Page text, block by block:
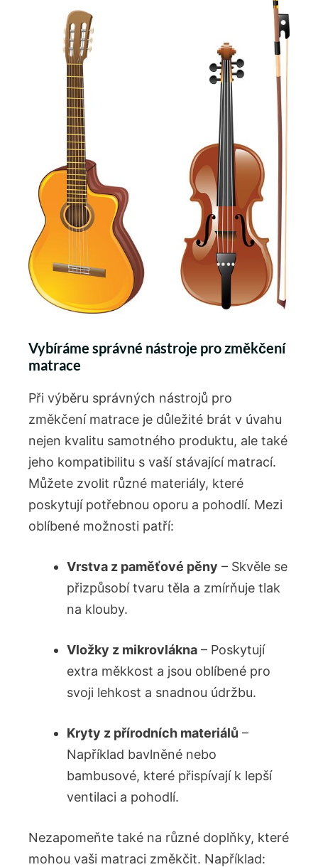
Vybíráme správné nástroje pro změkčení
matrace
Při výběru správných nástrojů pro
změkčení matrace je důležité brát v úvahu
nejen kvalitu samotného produktu, ale také
jeho kompatibilitu s vaší stávající matrací.
Můžete zvolit různé materiály, které
poskytují potřebnou oporu a pohodlí. Mezi
oblíbené možnosti patří:
Vrstva z paměťové pěny – Skvěle se
přizpůsobí tvaru těla a zmírňuje tlak
na klouby.
Vložky z mikrovlákna – Poskytují
extra měkkost a jsou oblíbené pro
svoji lehkost a snadnou údržbu.
Kryty z přírodních materiálů –
Například bavlněné nebo
bambusové, které přispívají k lepší
ventilaci a pohodlí.
Nezapomeňte také na různé doplňky, které
mohou vaši matraci změkčit. Například: